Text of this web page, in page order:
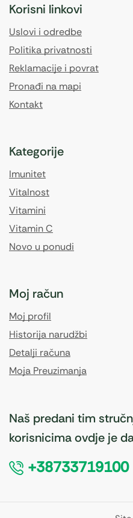
Korisni linkovi
Uslovi i odredbe
Politika privatnosti
Reklamacije i povrat
Pronađi na mapi
Kontakt
Kategorije
Imunitet
Vitalnost
Vitamini
Vitamin C
Novo u ponudi
Moj račun
Moj profil
Historija narudžbi
Detalji računa
Moja Preuzimanja
Naš predani tim
korisnicima ovdje je
+38733719100